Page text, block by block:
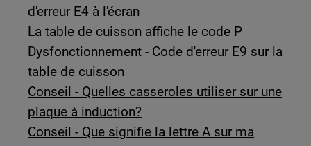
d'erreur E4 à l'écran
La table de cuisson affiche le code P
Dysfonctionnement - Code d'erreur E9 sur la
table de cuisson
Conseil - Quelles casseroles utiliser sur une
plaque à induction?
Conseil - Que signifie la lettre A sur ma